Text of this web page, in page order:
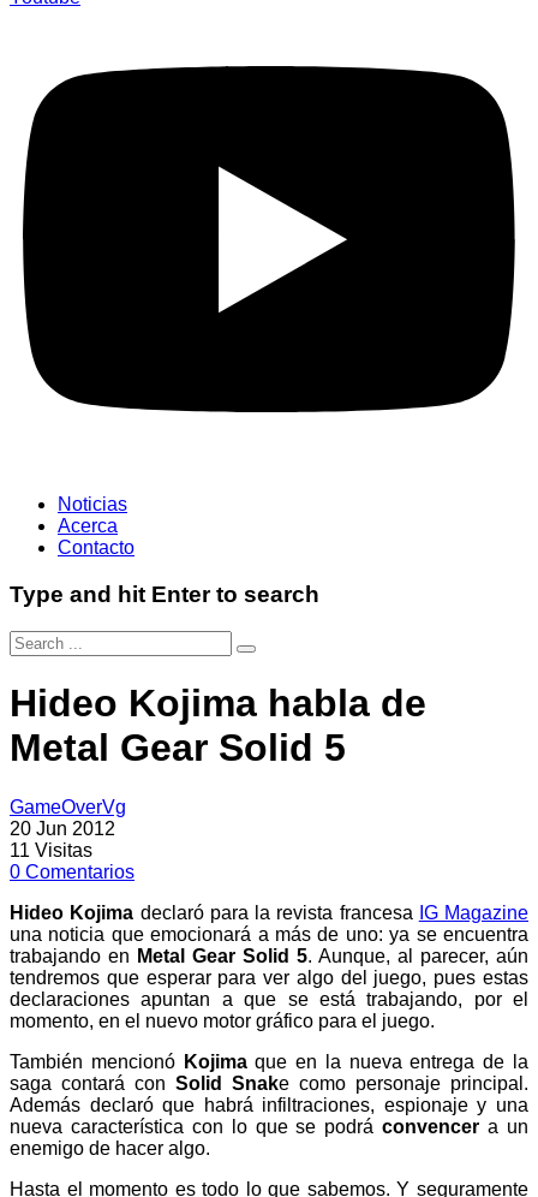
Noticias
Acerca
Contacto
Type and hit Enter to search
Hideo Kojima habla de
Metal Gear Solid 5
GameOverVg
20 Jun 2012
11 Visitas
0 Comentarios
Hideo Kojima declaró para la revista francesa IG Magazine
una noticia que emocionará a más de uno: ya se encuentra
trabajando en Metal Gear Solid 5. Aunque, al parecer, aún
tendremos que esperar para ver algo del juego, pues estas
declaraciones apuntan a que se está trabajando, por el
momento, en el nuevo motor gráfico para el juego.
También mencionó Kojimaque en la nueva entrega de la
saga contará con Solid Snake como personaje principal.
Además declaró que habrá infiltraciones, espionaje y una
nueva característica con lo que se podrá convencer a un
enemigo de hacer algo.
Hasta el momento es todo lo que sabemos. Y seguramente